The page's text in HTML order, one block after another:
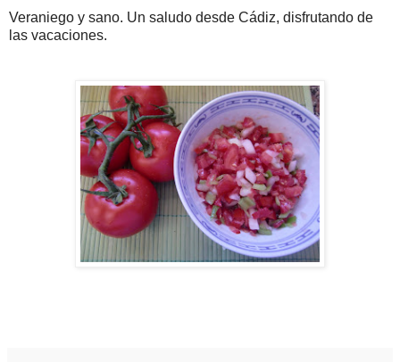
Veraniego y sano. Un saludo desde Cádiz, disfrutando de
las vacaciones.